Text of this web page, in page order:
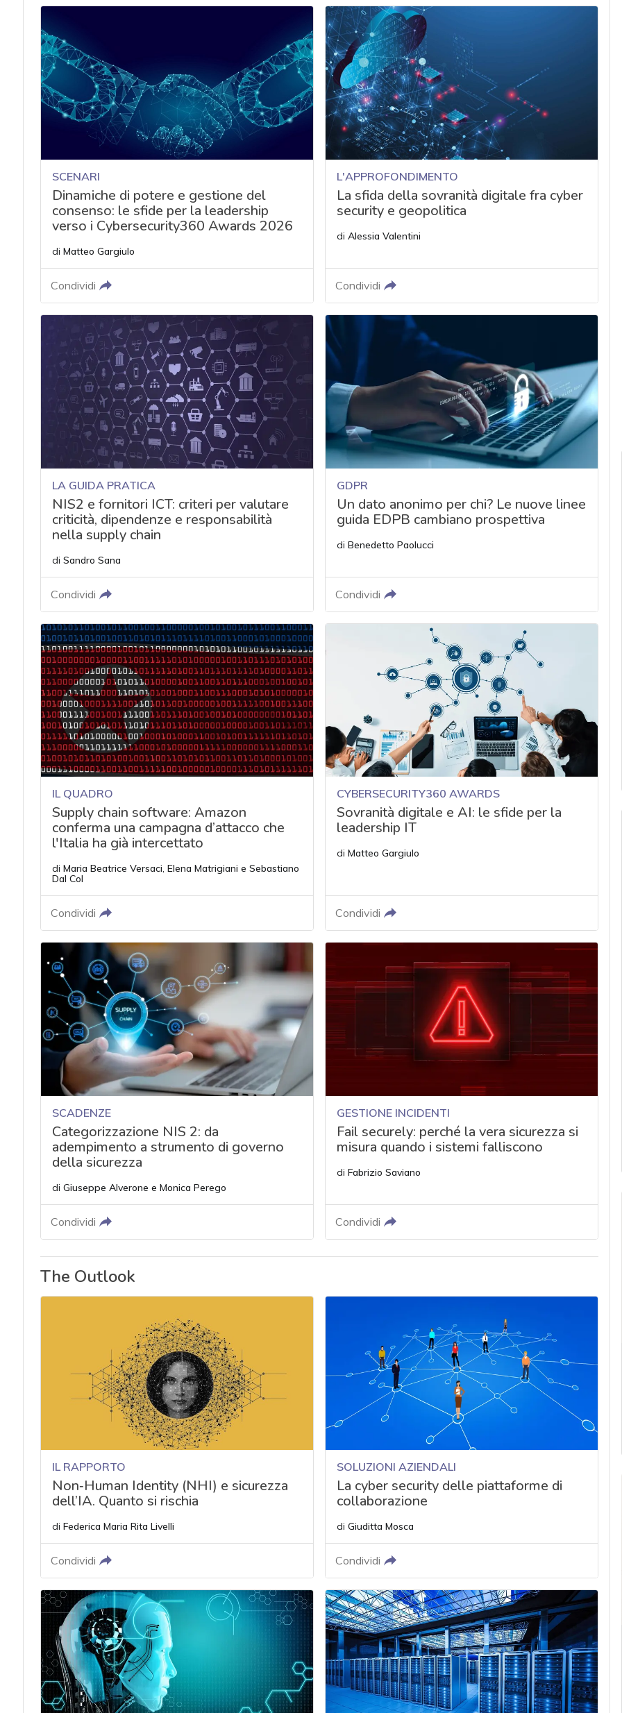
SCENARI
Dinamiche di potere e gestione del
consenso: le sfide per la leadership
verso i Cybersecurity360 Awards 2026
di Matteo Gargiulo
Condividi
L'APPROFONDIMENTO
La sfida della sovranità digitale fra cyber
security e geopolitica
di Alessia Valentini
Condividi
LA GUIDA PRATICA
NIS2 e fornitori ICT: criteri per valutare
criticità, dipendenze e responsabilità
nella supply chain
di Sandro Sana
Condividi
GDPR
Un dato anonimo per chi? Le nuove linee
guida EDPB cambiano prospettiva
di Benedetto Paolucci
Condividi
IL QUADRO
Supply chain software: Amazon
conferma una campagna d’attacco che
l'Italia ha già intercettato
di Maria Beatrice Versaci, Elena Matrigiani e Sebastiano
Dal Col
Condividi
CYBERSECURITY360 AWARDS
Sovranità digitale e AI: le sfide per la
leadership IT
di Matteo Gargiulo
Condividi
SCADENZE
Categorizzazione NIS 2: da
adempimento a strumento di governo
della sicurezza
di Giuseppe Alverone e Monica Perego
Condividi
GESTIONE INCIDENTI
Fail securely: perché la vera sicurezza si
misura quando i sistemi falliscono
di Fabrizio Saviano
Condividi
The Outlook
IL RAPPORTO
Non‑Human Identity (NHI) e sicurezza
dell’IA. Quanto si rischia
di Federica Maria Rita Livelli
Condividi
SOLUZIONI AZIENDALI
La cyber security delle piattaforme di
collaborazione
di Giuditta Mosca
Condividi